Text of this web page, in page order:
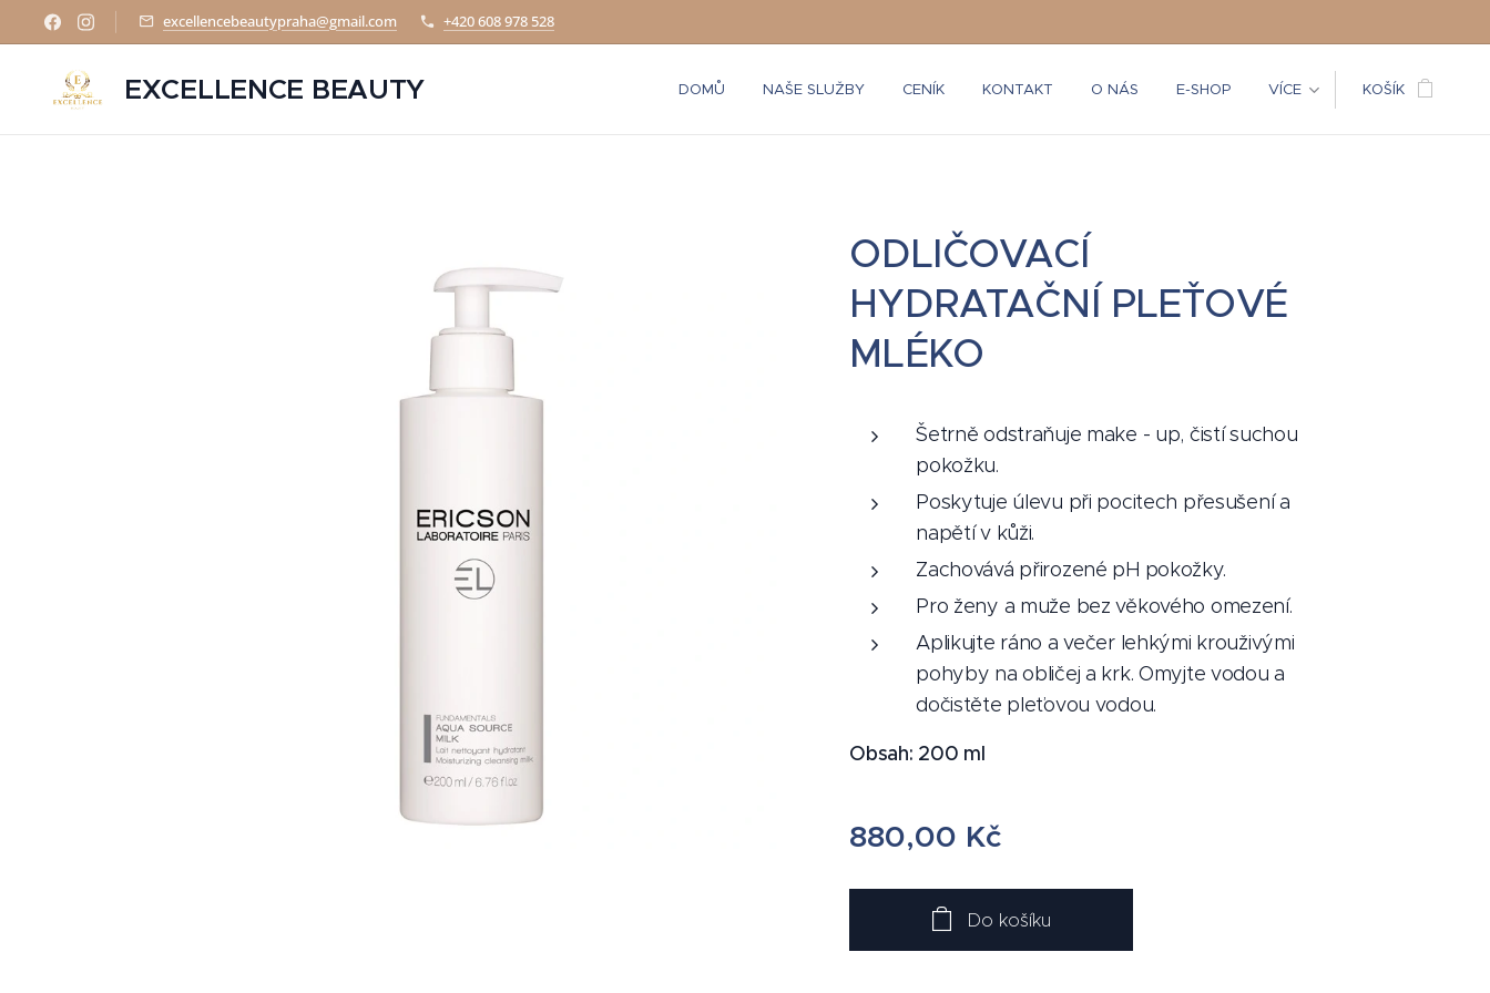
excellencebeautypraha@gmail.com +420 608 978 528
EXCELLENCE BEAUTY DOMŮ NAŠE SLUŽBY CENÍK KONTAKT O NÁS E-SHOP VÍCE KOŠÍK
ODLIČOVACÍ
HYDRATAČNÍ PLEŤOVÉ
MLÉKO
Šetrně odstraňuje make - up, čistí suchou
pokožku.
Poskytuje úlevu při pocitech přesušení a
napětí v kůži.
Zachovává přirozené pH pokožky.
Pro ženy a muže bez věkového omezení.
Aplikujte ráno a večer lehkými krouživými
pohyby na obličej a krk. Omyjte vodou a
dočistěte pleťovou vodou.
Obsah: 200 ml
880,00 Kč
Do košíku